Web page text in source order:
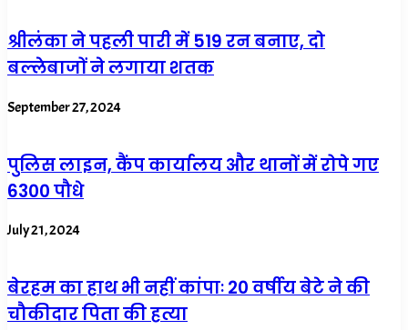
श्रीलंका ने पहली पारी में 519 रन बनाए, दो
बल्लेबाजों ने लगाया शतक
September 27, 2024
पुलिस लाइन, कैंप कार्यालय और थानों में रोपे गए
6300 पौधे
July 21, 2024
बेरहम का हाथ भी नहीं कांपाः 20 वर्षीय बेटे ने की
चौकीदार पिता की हत्या